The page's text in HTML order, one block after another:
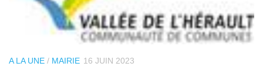
A LA UNE / MAIRIE 16 JUIN 2023